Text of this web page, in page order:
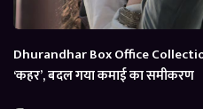
Dhurandhar Box Office
‘कहर’, बदल गया कमाई का समीकरण